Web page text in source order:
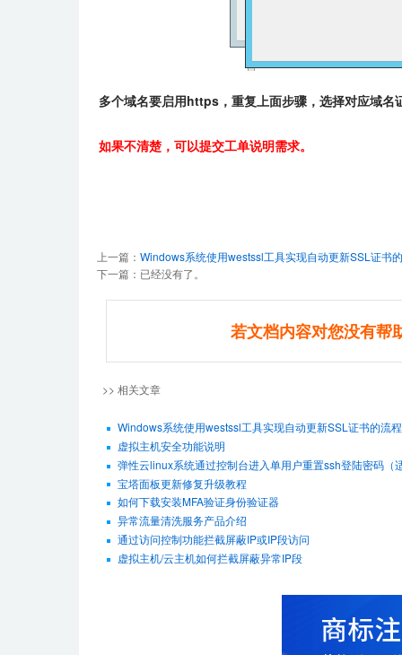
多个域名要启用https， 重复上面步骤，选择对应域名
如果不清楚，可以提交工单说明需求。
上一篇： Windows系统使用westssl工具实现自动更新SSL证书
下一篇：已经没有了。
若文档内容对您没有帮
>> 相关文章
Windows系统使用westssl工具实现自动更新SSL证书的流程
虚拟主机安全功能说明
弹性云linux系统通过控制台进入单用户重置ssh登陆密码（
宝塔面板更新修复升级教程
如何下载安装MFA验证身份验证器
异常流量清洗服务产品介绍
通过访问控制功能拦截屏蔽IP或IP段访问
虚拟主机/云主机如何拦截屏蔽异常IP段